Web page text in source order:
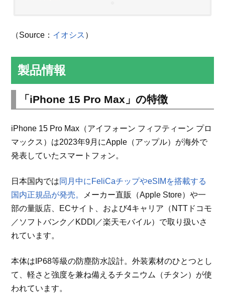
（Source： イオシス ）
製品情報
「iPhone 15 Pro Max」の特徴
iPhone 15 Pro Max（アイフォーン フィフティーン プロ
マックス）は2023年9月にApple（アップル）が海外で
発表していたスマートフォン。
日本国内では同月中にFeliCaチップやeSIMを搭載する
国内正規品が発売。
メーカー直販（Apple Store）や一
部の量販店、ECサイト、および4キャリア（NTTドコモ
／ソフトバンク／KDDI／楽天モバイル）で取り扱いさ
れています。
本体はIP68等級の防塵防水設計。外装素材のひとつとし
て、軽さと強度を兼ね備えるチタニウム（チタン）が使
われています。